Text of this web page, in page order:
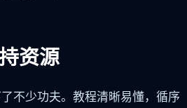
资源
不少功夫。教程清晰易懂，循序